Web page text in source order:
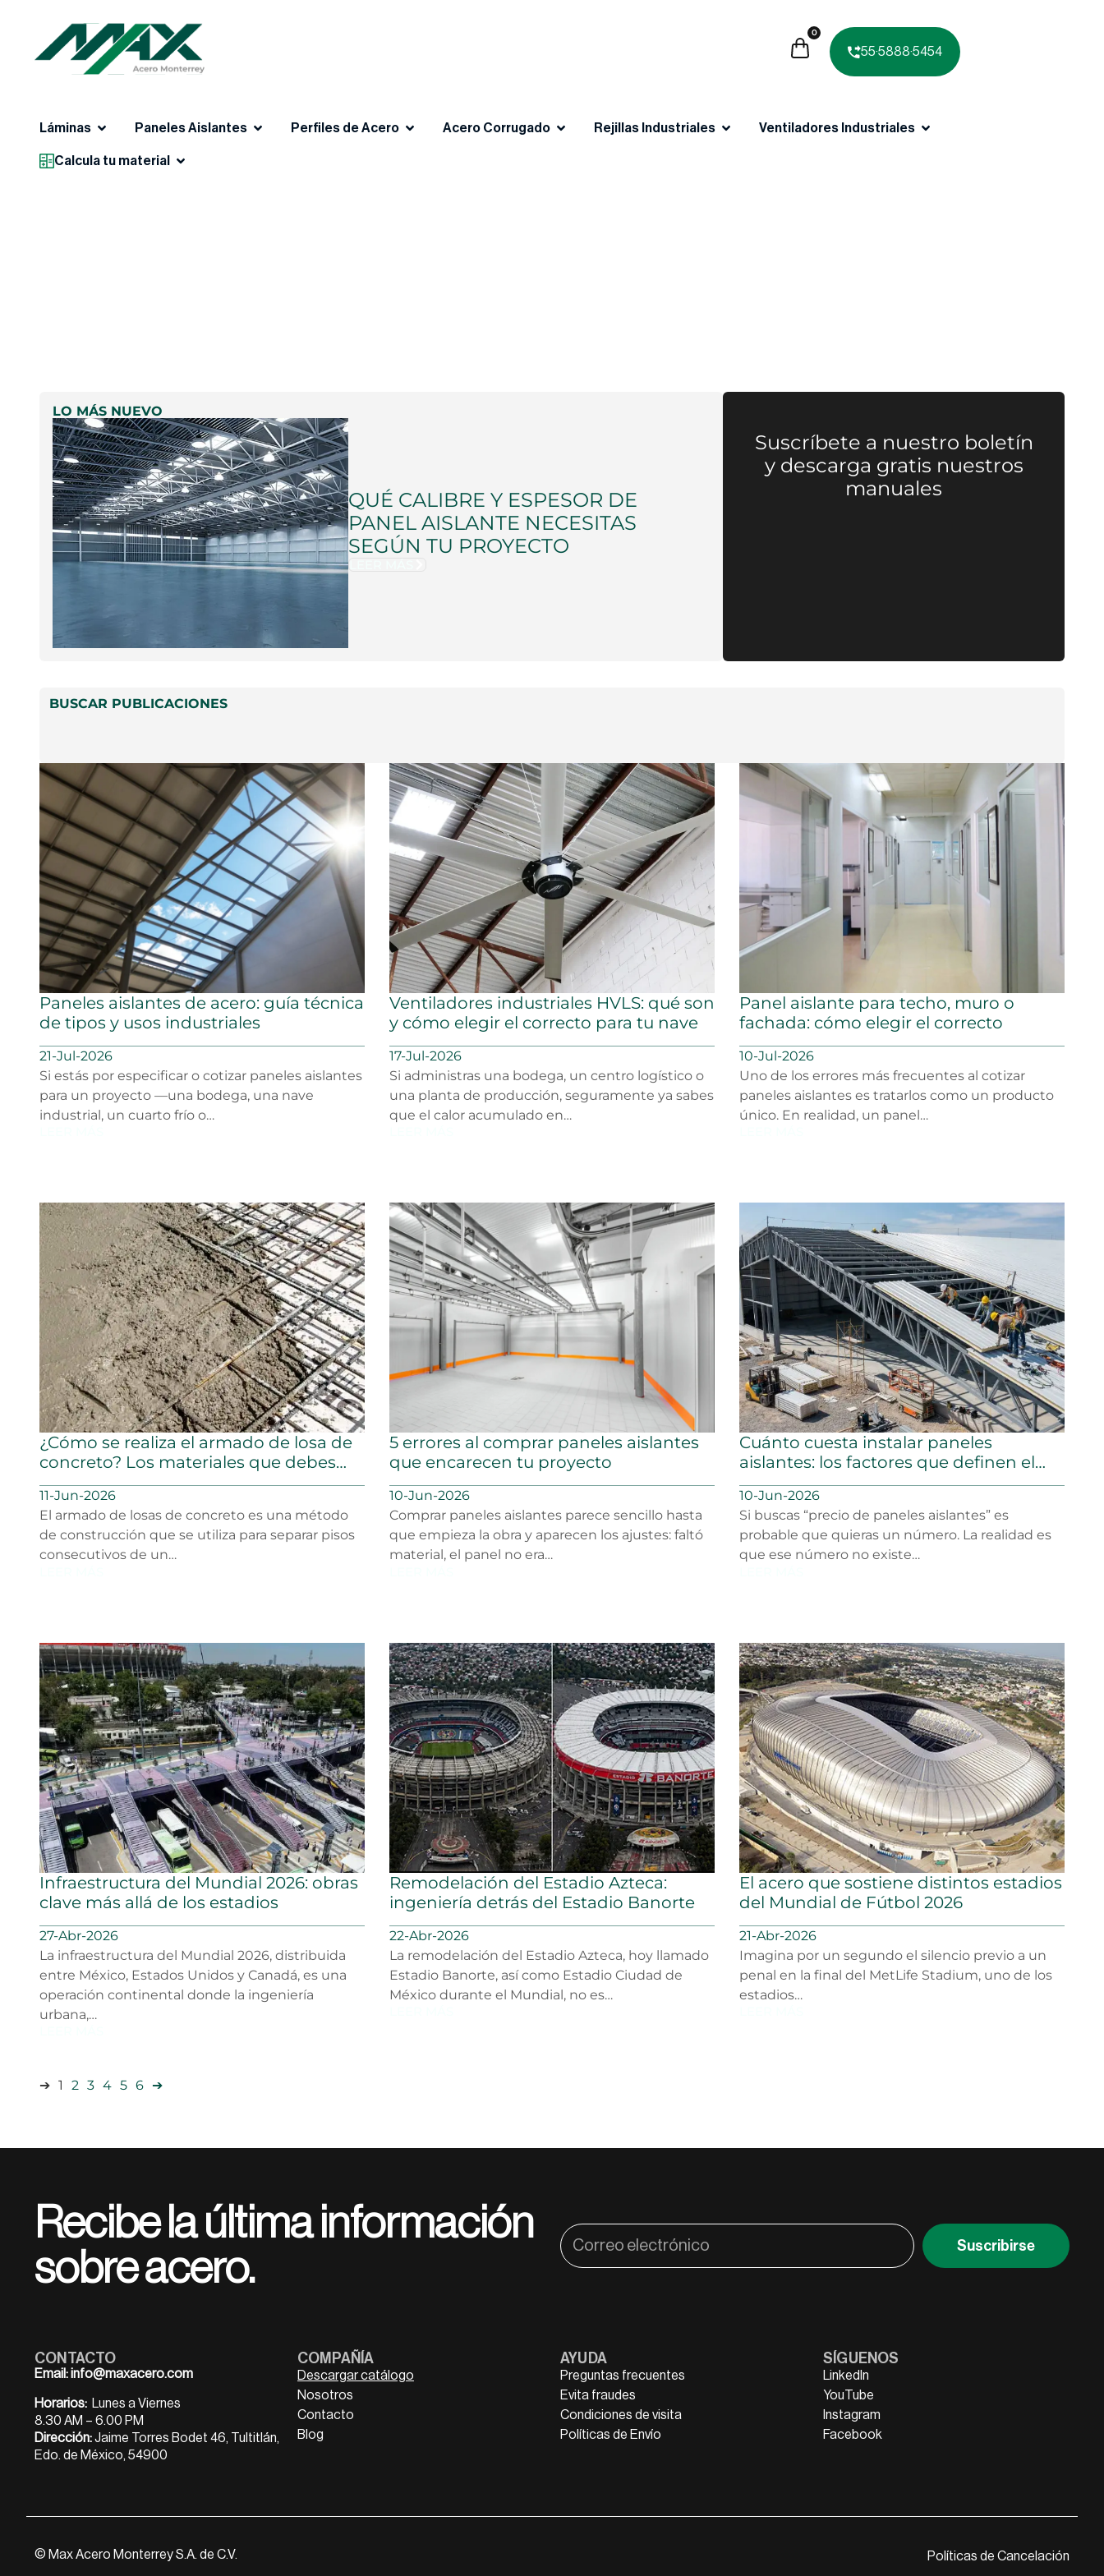
0
55·5888·5454
Láminas Paneles Aislantes Perfiles de Acero Acero Corrugado Rejillas Industriales Ventiladores Industriales
Calcula tu material
LO MÁS NUEVO
QUÉ CALIBRE Y ESPESOR DE
PANEL AISLANTE NECESITAS
SEGÚN TU PROYECTO
Suscríbete a nuestro boletín
y descarga gratis nuestros
manuales
BUSCAR PUBLICACIONES
Paneles aislantes de acero: guía técnica
de tipos y usos industriales
21-Jul-2026
Si estás por especificar o cotizar paneles aislantes
para un proyecto —una bodega, una nave
industrial, un cuarto frío o…
Ventiladores industriales HVLS: qué son
y cómo elegir el correcto para tu nave
17-Jul-2026
Si administras una bodega, un centro logístico o
una planta de producción, seguramente ya sabes
que el calor acumulado en…
Panel aislante para techo, muro o
fachada: cómo elegir el correcto
10-Jul-2026
Uno de los errores más frecuentes al cotizar
paneles aislantes es tratarlos como un producto
único. En realidad, un panel…
¿Cómo se realiza el armado de losa de
concreto? Los materiales que debes
utilizar
11-Jun-2026
El armado de losas de concreto es una método
de construcción que se utiliza para separar pisos
consecutivos de un…
5 errores al comprar paneles aislantes
que encarecen tu proyecto
10-Jun-2026
Comprar paneles aislantes parece sencillo hasta
que empieza la obra y aparecen los ajustes: faltó
material, el panel no era…
Cuánto cuesta instalar paneles
aislantes: los factores que definen el
precio
10-Jun-2026
Si buscas “precio de paneles aislantes” es
probable que quieras un número. La realidad es
que ese número no existe…
Infraestructura del Mundial 2026: obras
clave más allá de los estadios
27-Abr-2026
La infraestructura del Mundial 2026, distribuida
entre México, Estados Unidos y Canadá, es una
operación continental donde la ingeniería
urbana,…
Remodelación del Estadio Azteca:
ingeniería detrás del Estadio Banorte
22-Abr-2026
La remodelación del Estadio Azteca, hoy llamado
Estadio Banorte, así como Estadio Ciudad de
México durante el Mundial, no es…
El acero que sostiene distintos estadios
del Mundial de Fútbol 2026
21-Abr-2026
Imagina por un segundo el silencio previo a un
penal en la final del MetLife Stadium, uno de los
estadios…
➔ 1 2 3 4 5 6 ➔
Recibe la última información
sobre acero.
Suscribirse
CONTACTO
Email:info@maxacero.com
Horarios: Lunes a Viernes
8.30 AM – 6.00 PM
Dirección:Jaime Torres Bodet 46, Tultitlán,
Edo. de México, 54900
COMPAÑÍA
Descargar catálogo
Nosotros
Contacto
Blog
AYUDA
Preguntas frecuentes
Evita fraudes
Condiciones de visita
Políticas de Envío
SÍGUENOS
LinkedIn
YouTube
Instagram
Facebook
© Max Acero Monterrey S.A. de C.V. Políticas de Cancelación